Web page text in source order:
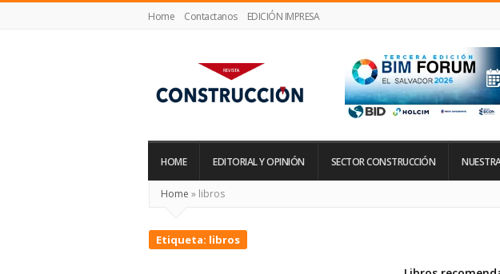
Home Contactanos EDICIÓN IMPRESA
Construcción
HOME EDITORIAL Y OPINIÓN SECTOR CONSTRUCCIÓN
Home » libros
Etiqueta: libros